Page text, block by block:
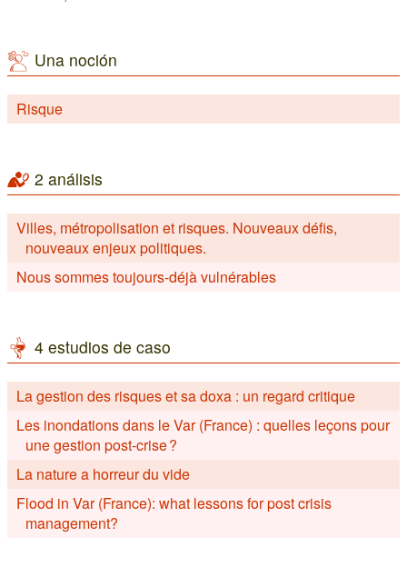
Una noción
Risque
2 análisis
Villes, métropolisation et risques. Nouveaux défis,
nouveaux enjeux politiques.
Nous sommes toujours-déjà vulnérables
4 estudios de caso
La gestion des risques et sa doxa : un regard critique
Les inondations dans le Var (France) : quelles leçons pour
une gestion post-crise ?
La nature a horreur du vide
Flood in Var (France): what lessons for post crisis
management?